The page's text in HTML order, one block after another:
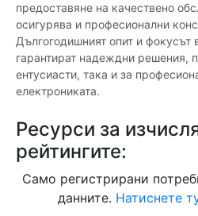
предоставяне на качествено
осигурява и професионални
Дългогодишният опит и фокусът
гарантират надеждни решения,
ентусиасти, така и за
електрониката.
Ресурси за
рейтингите:
Само регистрирани
данните. Натиснете